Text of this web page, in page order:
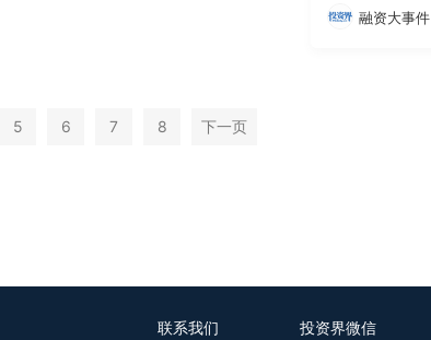
融资大事件
5 6 7 8 下一页
联系我们 投资界微信